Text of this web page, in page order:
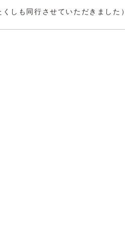
くしも同行させていただきました